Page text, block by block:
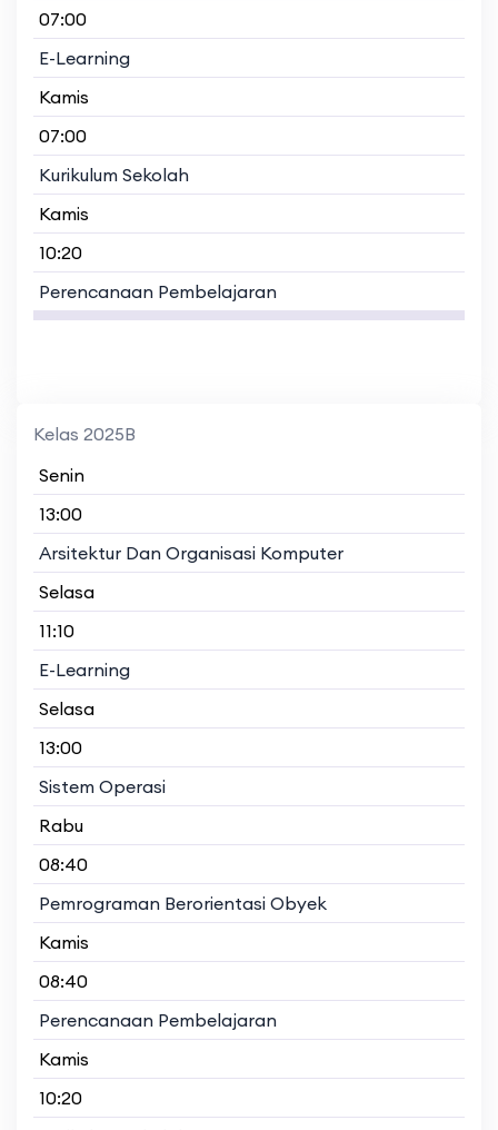
07:00
E-Learning
Kamis
07:00
Kurikulum Sekolah
Kamis
10:20
Perencanaan Pembelajaran
Kelas 2025B
Senin
13:00
Arsitektur Dan Organisasi Komputer
Selasa
11:10
E-Learning
Selasa
13:00
Sistem Operasi
Rabu
08:40
Pemrograman Berorientasi Obyek
Kamis
08:40
Perencanaan Pembelajaran
Kamis
10:20